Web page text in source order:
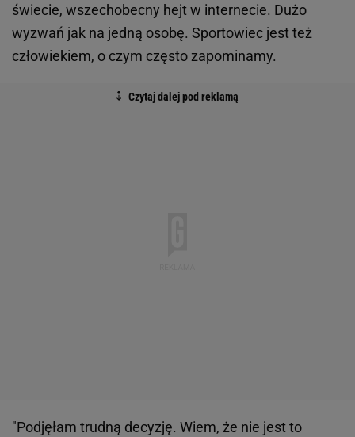
świecie, wszechobecny hejt w internecie. Dużo
wyzwań jak na jedną osobę. Sportowiec jest też
człowiekiem, o czym często zapominamy.
"Podjęłam trudną decyzję. Wiem, że nie jest to